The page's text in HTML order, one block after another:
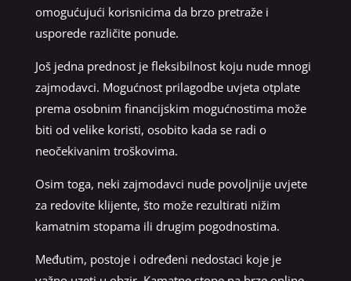
omogućujući korisnicima da brzo pretraže i
usporede različite ponude.
Još jedna prednost je fleksibilnost koju nude mnogi
zajmodavci. Mogućnost prilagodbe uvjeta otplate
prema osobnim financijskim mogućnostima može
biti od velike koristi, osobito kada se radi o
neočekivanim troškovima.
Osim toga, neki zajmodavci nude povoljnije uvjete
za redovite klijente, što može rezultirati nižim
kamatnim stopama ili drugim pogodnostima.
Međutim, postoje i određeni nedostaci koje je